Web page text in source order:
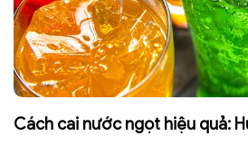
Cách cai nước ngọt hiệu quả: